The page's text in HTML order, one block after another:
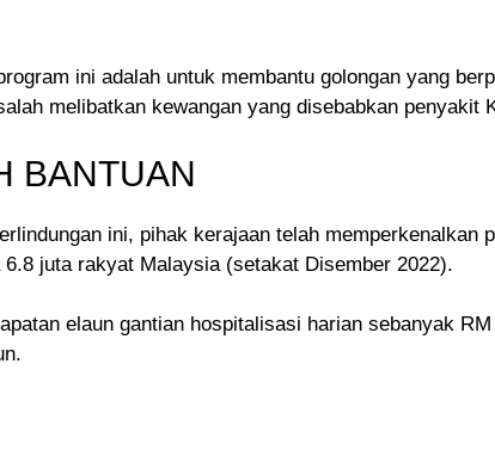
ini adalah untuk membantu golongan yang
melibatkan kewangan yang disebabkan penyakit
BANTUAN
ini, pihak kerajaan telah memperkenalkan
6.8 juta rakyat Malaysia (setakat Disember 2022).
elaun gantian hospitalisasi harian sebanyak